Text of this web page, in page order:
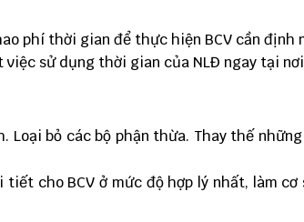
phí thời gian để thực hiện BCV cần định
sử dụng thời gian của NLĐ ngay tại
Loại bỏ các bộ phận thừa. Thay thế
cho BCV ở mức độ hợp lý nhất, làm